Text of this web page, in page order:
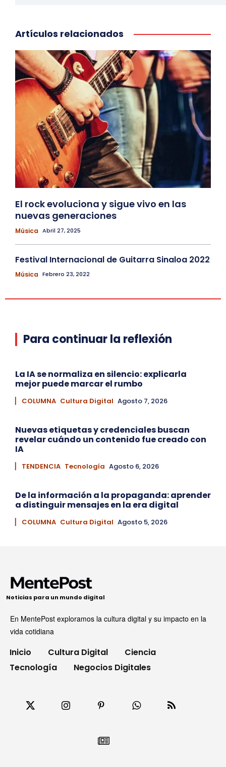
Artículos relacionados
El rock evoluciona y sigue vivo en las
nuevas generaciones
Música Abril 27, 2025
Festival Internacional de Guitarra Sinaloa 2022
Música Febrero 23, 2022
Para continuar la reflexión
La IA se normaliza en silencio: explicarla
mejor puede marcar el rumbo
▏ COLUMNA Cultura Digital Agosto 7, 2026
Nuevas etiquetas y credenciales buscan
revelar cuándo un contenido fue creado con
IA
▏ TENDENCIA Tecnología Agosto 6, 2026
De la información a la propaganda: aprender
a distinguir mensajes en la era digital
▏ COLUMNA Cultura Digital Agosto 5, 2026
Noticias para un mundo digital
En MentePost exploramos la cultura digital y su impacto en la
vida cotidiana
Inicio Cultura Digital
Ciencia
Tecnología
Negocios Digitales